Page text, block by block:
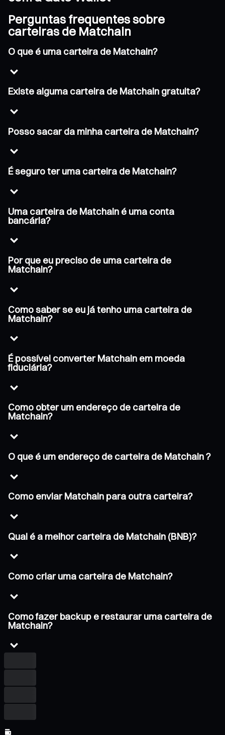
Perguntas frequentes sobre
carteiras de Matchain
O que é uma carteira de Matchain?
Existe alguma carteira de Matchain gratuita?
Posso sacar da minha carteira de Matchain?
É seguro ter uma carteira de Matchain?
Uma carteira de Matchain é uma conta
bancária?
Por que eu preciso de uma carteira de
Matchain?
Como saber se eu já tenho uma carteira de
Matchain?
É possível converter Matchain em moeda
fiduciária?
Como obter um endereço de carteira de
Matchain?
O que é um endereço de carteira de Matchain ?
Como enviar Matchain para outra carteira?
Qual é a melhor carteira de Matchain (BNB)?
Como criar uma carteira de Matchain?
Como fazer backup e restaurar uma carteira de
Matchain?